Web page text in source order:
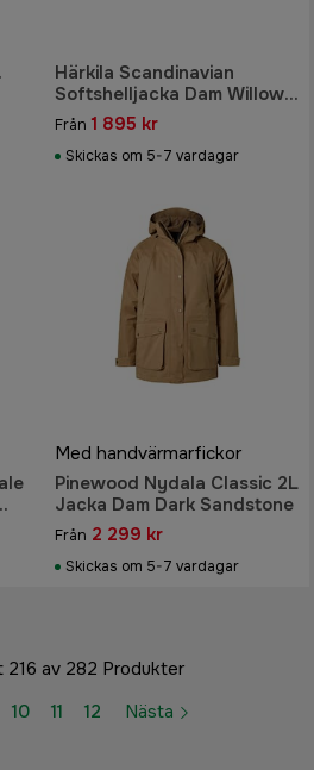
Härkila Scandinavian
Softshelljacka Dam Willow
Green/Shadow Brown
Från 1 895 kr
Skickas om 5-7 vardagar
Med handvärmarfickor
Pinewood Nydala Classic 2L
Jacka Dam Dark Sandstone
Från 2 299 kr
Skickas om 5-7 vardagar
216 av 282 Produkter
10 11 12 Nästa